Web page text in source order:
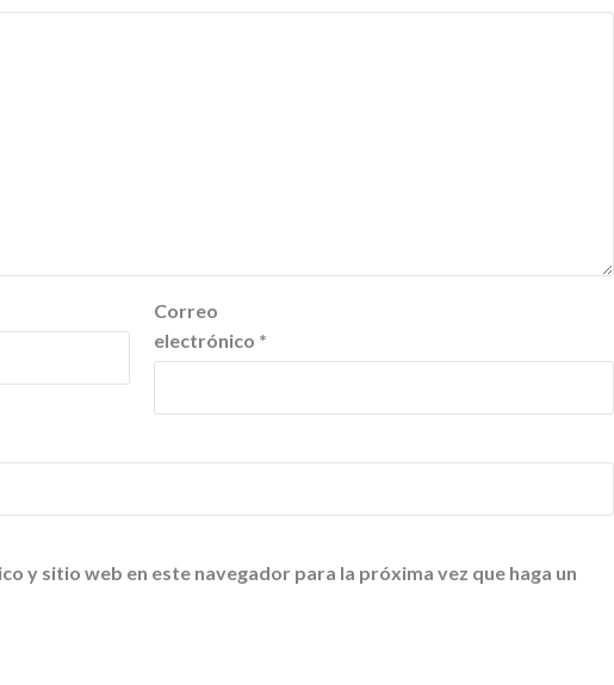
Correo
electrónico *
y sitio web en este navegador para la próxima vez que haga un